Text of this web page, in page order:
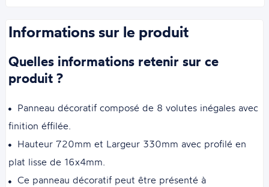
Informations sur le produit
Quelles informations retenir sur ce
produit ?
Panneau décoratif composé de 8 volutes inégales avec
finition éffilée.
Hauteur 720mm et Largeur 330mm avec profilé en
plat lisse de 16x4mm.
Ce panneau décoratif peut être présenté à